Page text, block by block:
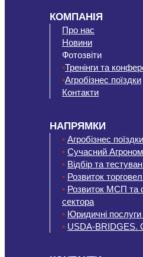
КОМПАНІЯ
Про нас
Новини
Фотозвіти
•Тренінги та
•Агробізнес поїздки
Контакти
НАПРЯМКИ
• Агробізнес
• Сучасний
• Відбір та
• Розвиток
• Розвиток МСП та
сектора
• Юридичні послуги
• USDA-BRIDGES.